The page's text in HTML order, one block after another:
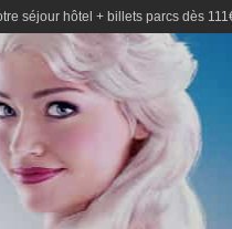
séjour hôtel + billets parcs dès